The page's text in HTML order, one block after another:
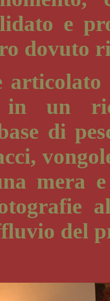
e
dovuto
in un
di
mera
del